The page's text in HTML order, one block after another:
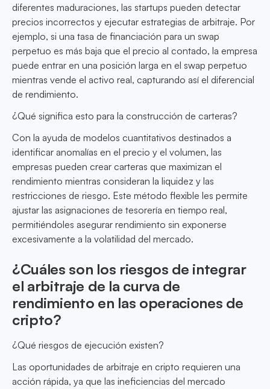
diferentes maduraciones, las startups pueden detectar
precios incorrectos y ejecutar estrategias de arbitraje. Por
ejemplo, si una tasa de financiación para un swap
perpetuo es más baja que el precio al contado, la empresa
puede entrar en una posición larga en el swap perpetuo
mientras vende el activo real, capturando así el diferencial
de rendimiento.
¿Qué significa esto para la construcción de carteras?
Con la ayuda de modelos cuantitativos destinados a
identificar anomalías en el precio y el volumen, las
empresas pueden crear carteras que maximizan el
rendimiento mientras consideran la liquidez y las
restricciones de riesgo. Este método flexible les permite
ajustar las asignaciones de tesorería en tiempo real,
permitiéndoles asegurar rendimiento sin exponerse
excesivamente a la volatilidad del mercado.
¿Cuáles son los riesgos de integrar
el arbitraje de la curva de
rendimiento en las operaciones de
cripto?
¿Qué riesgos de ejecución existen?
Las oportunidades de arbitraje en cripto requieren una
acción rápida, ya que las ineficiencias del mercado